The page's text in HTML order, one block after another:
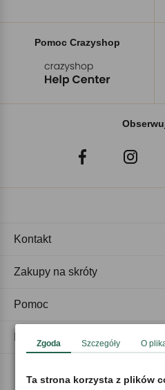
Pomoc Crazyshop
Akceptujemy
Kontakt
Zakupy na skróty
Pomoc
Zgoda Szczegóły O
Ta strona korzysta z plików